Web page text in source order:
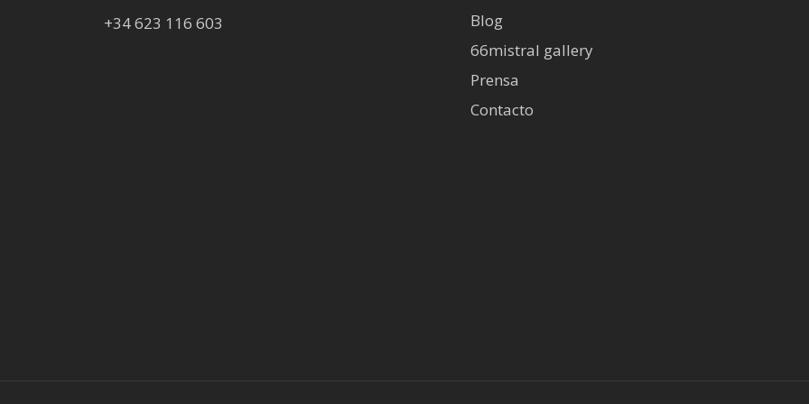
+34 623 116 603
Blog
66mistral gallery
Prensa
Contacto